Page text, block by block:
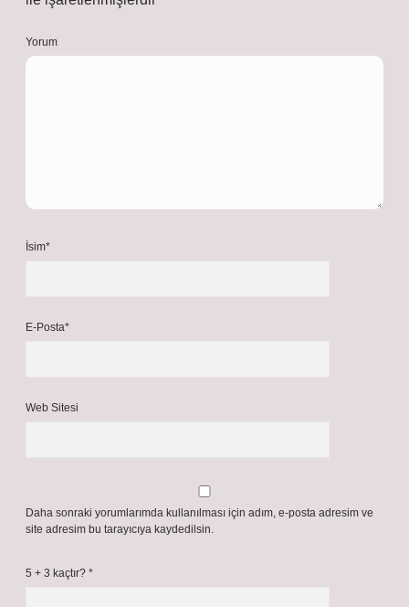
Yorum
İsim*
E-Posta*
Web Sitesi
Daha sonraki yorumlarımda kullanılması için adım, e-posta adresim ve
site adresim bu tarayıcıya kaydedilsin.
5 + 3 kaçtır? *